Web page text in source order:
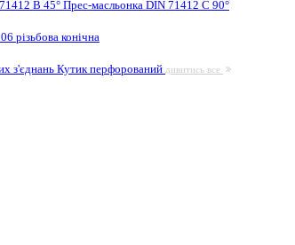
B 45°Прес-масльонка DIN 71412 C 90°
різьбова конічна
з'єднаньКутик перфорований дивитись все